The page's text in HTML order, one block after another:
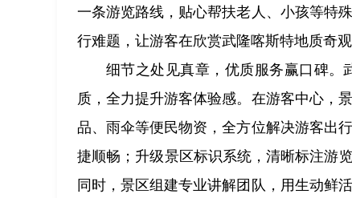
一条游览路线，贴心帮扶老人、小孩等特
行难题，让游客在欣赏武隆喀斯特地质奇
细节之处见真章，优质服务赢口碑。
质，全力提升游客体验感。在游客中心，
品、雨伞等便民物资，全方位解决游客出
捷顺畅；升级景区标识系统，清晰标注游
同时，景区组建专业讲解团队，用生动鲜